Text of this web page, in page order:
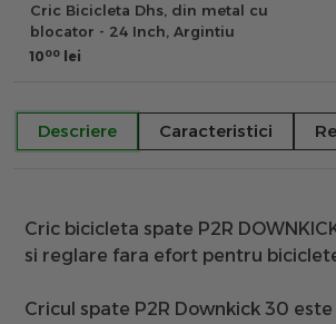
Cric Bicicleta Dhs, din metal cu
blocator - 24 Inch, Argintiu
1000 lei
Descriere Caracteristici
Cric bicicleta spate P2R
si reglare fara efort pentru
Cricul spate P2R Downkick 30